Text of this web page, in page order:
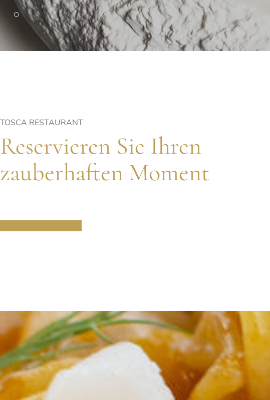
PARIS
Hotel Splendide Royal Paris
Tosca Restaurant
TOSCA RESTAURANT
Reservieren Sie Ihren
zauberhaften Moment